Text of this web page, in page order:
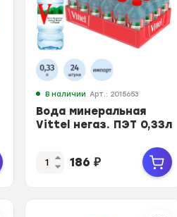
В наличии Арт.: 2015653
Вода минеральная
Vittel негаз. ПЭТ 0,33л
186 ₽